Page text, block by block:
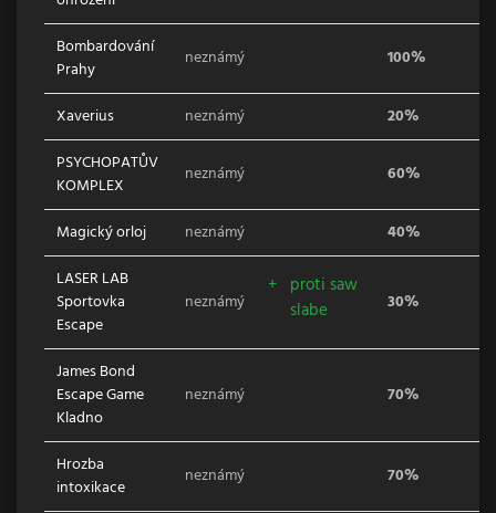
Bombardování
Prahy
neznámý 100%
Xaverius neznámý
20%
PSYCHOPATŮV
KOMPLEX
neznámý 60%
Magický orloj neznámý
40%
LASER LAB
Sportovka
Escape
neznámý
proti saw
slabe
30%
James Bond
Escape Game
Kladno
neznámý 70%
Hrozba
intoxikace
neznámý 70%